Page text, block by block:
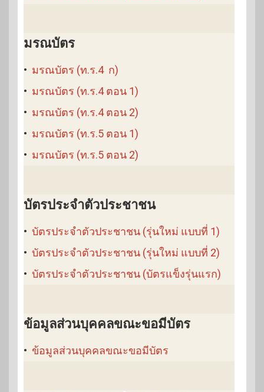
มรณบัตร
• มรณบัตร (ท.ร.4 ก)
• มรณบัตร (ท.ร.4 ตอน 1)
• มรณบัตร (ท.ร.4 ตอน 2)
• มรณบัตร (ท.ร.5 ตอน 1)
• มรณบัตร (ท.ร.5 ตอน 2)
บัตรประจำตัวประชาชน
• บัตรประจำตัวประชาชน (รุ่นใหม่ แบบที่ 1)
• บัตรประจำตัวประชาชน (รุ่นใหม่ แบบที่ 2)
• บัตรประจำตัวประชาชน (บัตรแข็งรุ่นแรก)
ข้อมูลส่วนบุคคลขณะขอมีบัตร
• ข้อมูลส่วนบุคคลขณะขอมีบัตร